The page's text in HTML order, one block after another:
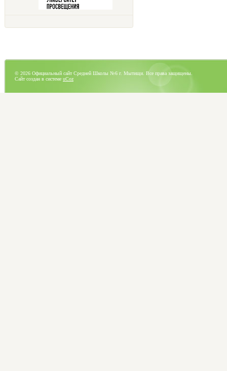
© 2026 Официальный сайт Средней Школы №6 г. Мытищи. Все права защищены.
Сайт создан в системе uCoz